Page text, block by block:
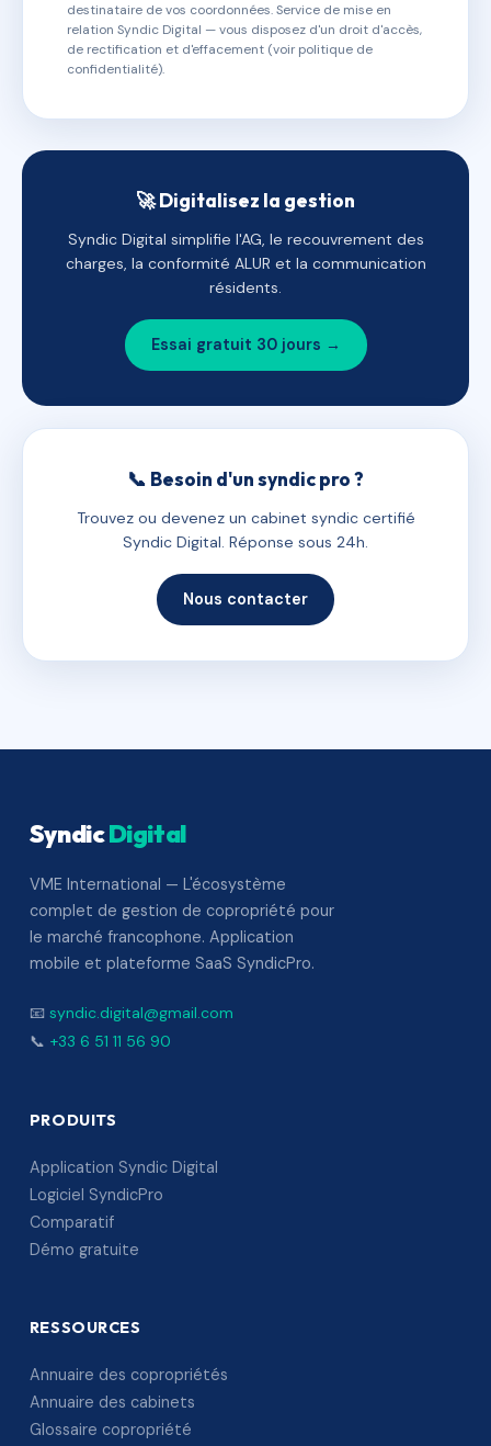
destinataire de vos coordonnées. Service de mise en
relation Syndic Digital — vous disposez d'un droit d'accès,
de rectification et d'effacement (voir politique de
confidentialité).
🚀 Digitalisez la gestion
Syndic Digital simplifie l'AG, le recouvrement des
charges, la conformité ALUR et la communication
résidents.
Essai gratuit 30 jours →
📞 Besoin d'un syndic pro ?
Trouvez ou devenez un cabinet syndic certifié
Syndic Digital. Réponse sous 24h.
Nous contacter
SyndicDigital
VME International — L'écosystème
complet de gestion de copropriété pour
le marché francophone. Application
mobile et plateforme SaaS SyndicPro.
📧 syndic.digital@gmail.com
📞 +33 6 51 11 56 90
PRODUITS
Application Syndic Digital
Logiciel SyndicPro
Comparatif
Démo gratuite
RESSOURCES
Annuaire des copropriétés
Annuaire des cabinets
Glossaire copropriété